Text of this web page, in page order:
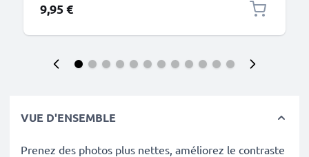
9,95 €
VUE D'ENSEMBLE
Prenez des photos plus nettes, améliorez le contraste